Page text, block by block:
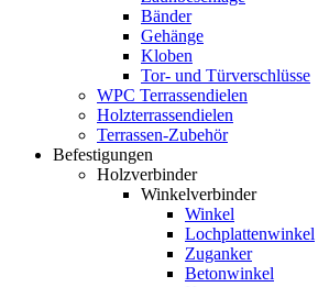
Bänder
Gehänge
Kloben
Tor- und Türverschlüsse
WPC Terrassendielen
Holzterrassendielen
Terrassen-Zubehör
Befestigungen
Holzverbinder
Winkelverbinder
Winkel
Lochplattenwinkel
Zuganker
Betonwinkel